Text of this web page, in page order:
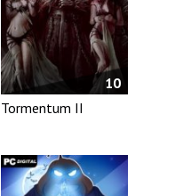
10
Tormentum II